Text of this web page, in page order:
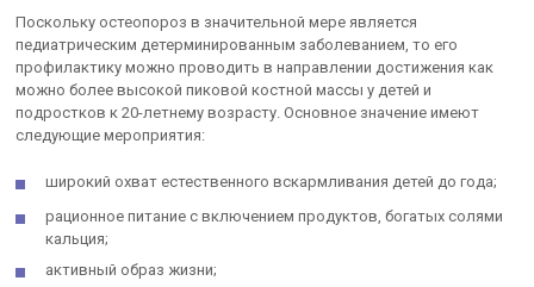
Поскольку остеопороз в значительной мере является
педиатрическим детерминированным заболеванием, то его
профилактику можно проводить в направлении достижения как
можно более высокой пиковой костной массы у детей и
подростков к 20-летнему возрасту. Основное значение имеют
следующие мероприятия:
широкий охват естественного вскармливания детей до года;
рационное питание с включением продуктов, богатых солями
кальция;
активный образ жизни;